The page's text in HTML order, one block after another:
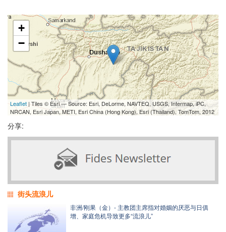
+
−
Leaflet | Tiles © Esri — Source: Esri, DeLorme, NAVTEQ, USGS, Intermap, iPC,
NRCAN, Esri Japan, METI, Esri China (Hong Kong), Esri (Thailand), TomTom, 2012
分享:
街头流浪儿
非洲/刚果（金）- 主教团主席指对婚姻的厌恶与日俱
增、家庭危机导致更多“流浪儿”